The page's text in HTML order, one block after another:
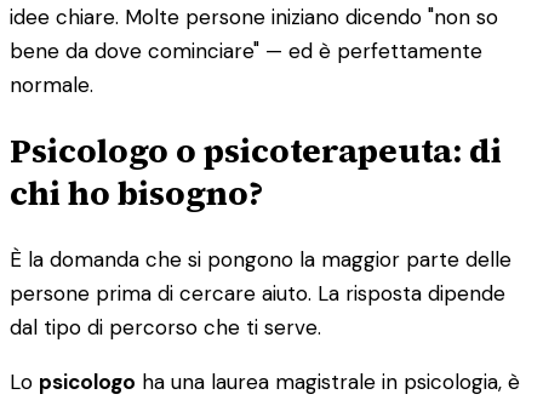
idee chiare. Molte persone iniziano dicendo "non so
bene da dove cominciare" — ed è perfettamente
normale.
Psicologo o psicoterapeuta: di
chi ho bisogno?
È la domanda che si pongono la maggior parte delle
persone prima di cercare aiuto. La risposta dipende
dal tipo di percorso che ti serve.
Lo psicologo ha una laurea magistrale in psicologia, è